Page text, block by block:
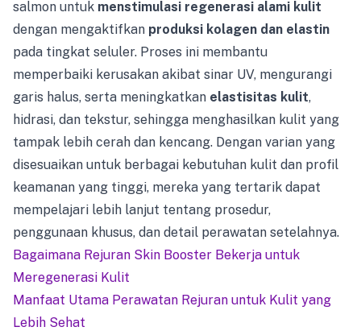
salmon untuk menstimulasi regenerasi alami kulit
dengan mengaktifkan produksi kolagen dan elastin
pada tingkat seluler. Proses ini membantu
memperbaiki kerusakan akibat sinar UV, mengurangi
garis halus, serta meningkatkan elastisitas kulit,
hidrasi, dan tekstur, sehingga menghasilkan kulit yang
tampak lebih cerah dan kencang. Dengan varian yang
disesuaikan untuk berbagai kebutuhan kulit dan profil
keamanan yang tinggi, mereka yang tertarik dapat
mempelajari lebih lanjut tentang prosedur,
penggunaan khusus, dan detail perawatan setelahnya.
Bagaimana Rejuran Skin Booster Bekerja untuk
Meregenerasi Kulit
Manfaat Utama Perawatan Rejuran untuk Kulit yang
Lebih Sehat